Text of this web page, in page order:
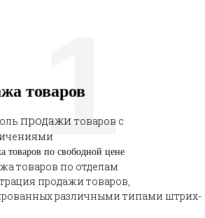
товаров
продажи товаров с
товаров по свободной цене
товаров по отделам
продажи товаров,
различными типами штрих-
1